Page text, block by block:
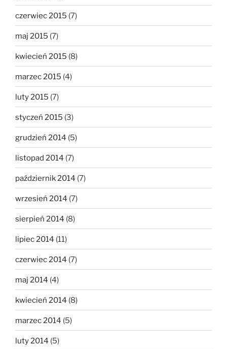
czerwiec 2015 (7)
maj 2015 (7)
kwiecień 2015 (8)
marzec 2015 (4)
luty 2015 (7)
styczeń 2015 (3)
grudzień 2014 (5)
listopad 2014 (7)
październik 2014 (7)
wrzesień 2014 (7)
sierpień 2014 (8)
lipiec 2014 (11)
czerwiec 2014 (7)
maj 2014 (4)
kwiecień 2014 (8)
marzec 2014 (5)
luty 2014 (5)